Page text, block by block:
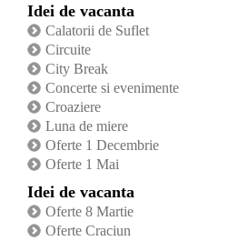
Idei de vacanta
Calatorii de Suflet
Circuite
City Break
Concerte si evenimente
Croaziere
Luna de miere
Oferte 1 Decembrie
Oferte 1 Mai
Idei de vacanta
Oferte 8 Martie
Oferte Craciun